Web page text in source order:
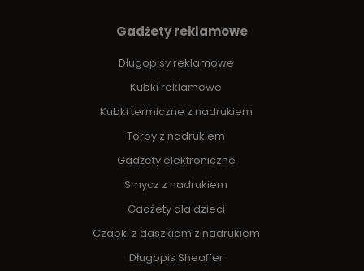
Gadżety reklamowe
Długopisy reklamowe
Kubki reklamowe
Kubki termiczne z nadrukiem
Torby z nadrukiem
Gadżety elektroniczne
Smycz z nadrukiem
Gadżety dla dzieci
Czapki z daszkiem z nadrukiem
Długopis Sheaffer